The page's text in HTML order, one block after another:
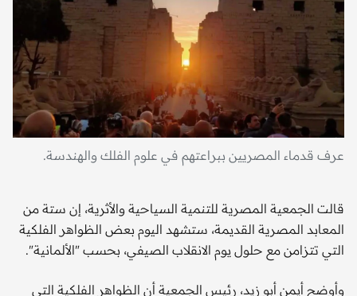
عرف قدماء المصريين ببراعتهم في علوم الفلك والهندسة.
قالت الجمعية المصرية للتنمية السياحية والأثرية، إن ستة من
المعابد المصرية القديمة، ستشهد اليوم بعض الظواهر الفلكية
التي تتزامن مع حلول يوم الانقلاب الصيفي، بحسب "الألمانية".
وأوضح أيمن أبو زيد، رئيس الجمعية أن الظواهر الفلكية التي